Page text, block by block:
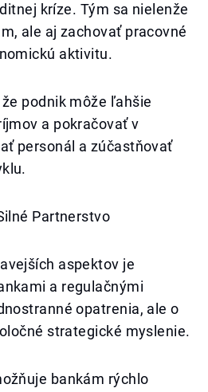
kríze. Tým sa nielenže
ale aj zachovať pracovné
aktivitu.
podnik môže ľahšie
a pokračovať v
personál a zúčastňovať
Partnerstvo
aspektov je
a regulačnými
opatrenia, ale o
strategické myslenie.
bankám rýchlo